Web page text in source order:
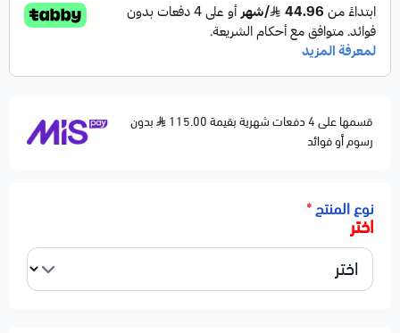
قسمها على 4 دفعات شهرية بقيمة 115.00
بدون
رسوم أو فوائد
نوع المنتج*
اختر